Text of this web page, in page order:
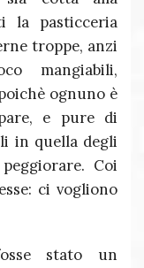
la pasticceria
troppe, anzi
mangiabili,
ognuno è
e pure di
in quella degli
Coi
ci vogliono
stato un